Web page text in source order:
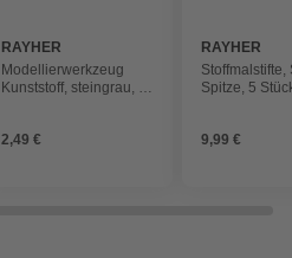
RAYHER
Modellierwerkzeug
Kunststoff, steingrau, 6
2,49 €
RAYHER
Stoffmalstifte,
Spitze, 5
9,99 €